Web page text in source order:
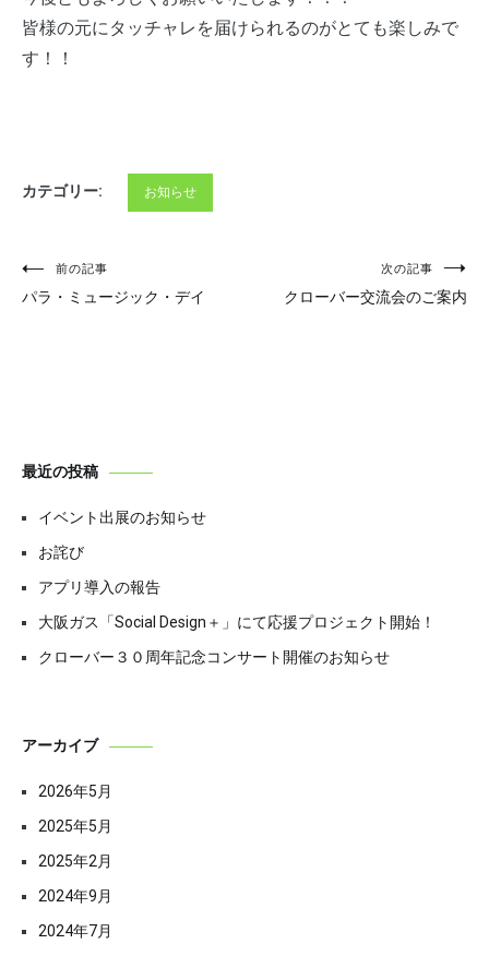
皆様の元にタッチャレを届けられるのがとても楽しみで
す！！
カテゴリー: お知らせ
投
稿
ー
シ
ョ
ン
前の記事
パラ・ミュージック・デイ
次の記事
クローバー交流会のご案内
最近の投稿
イベント出展のお知らせ
お詫び
アプリ導入の報告
大阪ガス「Social Design＋」にて応援プロジェクト開始！
クローバー３０周年記念コンサート開催のお知らせ
アーカイブ
2026年5月
2025年5月
2025年2月
2024年9月
2024年7月